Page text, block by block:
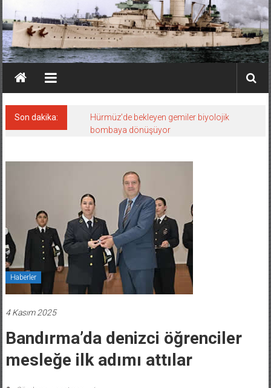
Son dakika:
Hürmüz’de bekleyen gemiler biyolojik
bombaya dönüşüyor
Haberler
4 Kasım 2025
Bandırma’da denizci öğrenciler
mesleğe ilk adımı attılar